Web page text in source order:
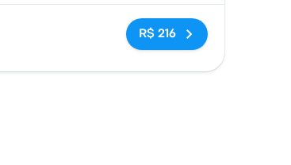
Sem tags
R$ 216